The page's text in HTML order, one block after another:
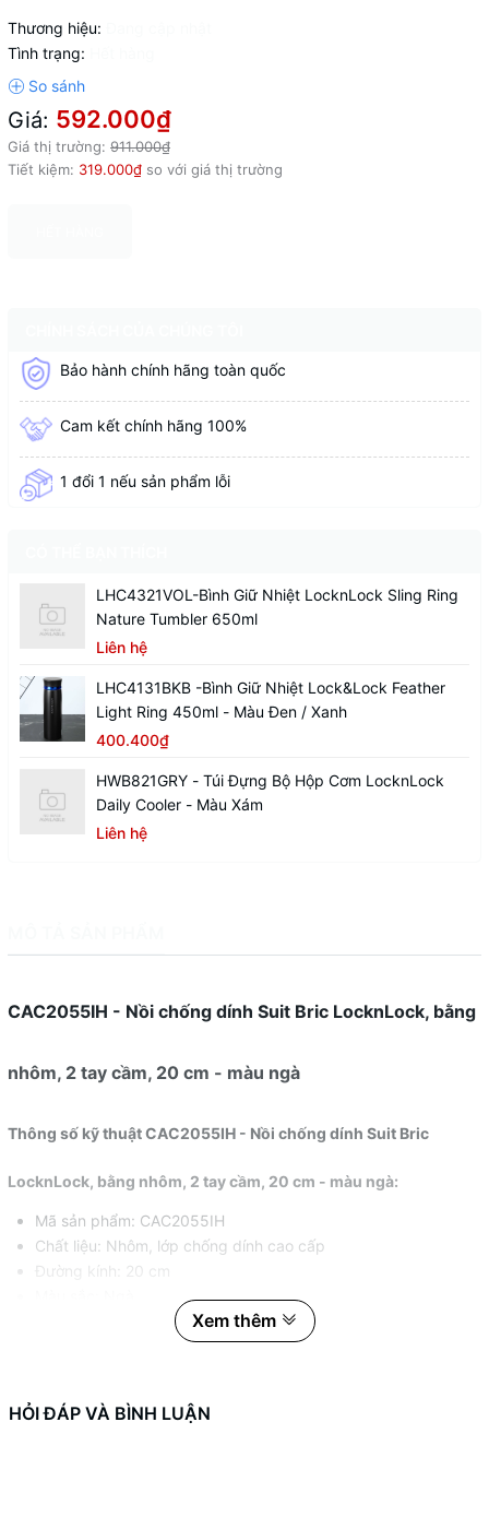
Thương hiệu:
Tình trạng:
Giá: 592.000₫
Giá thị trường: 911.000₫
Tiết kiệm: 319.000₫ so với giá thị trường
Bảo hành chính hãng toàn quốc
Cam kết chính hãng 100%
1 đổi 1 nếu sản phẩm lỗi
LHC4321VOL-Bình Giữ Nhiệt LocknLock Sling Ring
Nature Tumbler 650ml
Liên hệ
LHC4131BKB -Bình Giữ Nhiệt Lock&Lock Feather
Light Ring 450ml - Màu Đen / Xanh
400.400₫
HWB821GRY - Túi Đựng Bộ Hộp Cơm LocknLock
Daily Cooler - Màu Xám
Liên hệ
CAC2055IH - Nồi chống dính Suit Bric LocknLock, bằng
nhôm, 2 tay cầm, 20 cm - màu ngà
Thông số kỹ thuậtCAC2055IH - Nồi chống dính Suit Bric
LocknLock, bằng nhôm, 2 tay cầm, 20 cm - màu ngà:
Mã sản phẩm: CAC2055IH
Chất liệu: Nhôm, lớp chống dính cao cấp
Đường kính: 20 cm
Tay cầm: 2 tay cầm cách nhiệt
Loại nồi: Nồi chống dính
Xem thêm
HỎI ĐÁP VÀ BÌNH LUẬN